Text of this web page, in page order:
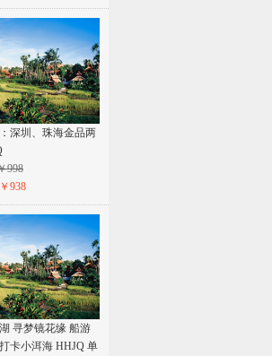
深圳、珠海金品两
998
￥938
寻梦镜花缘 船游
卡小洱海 HHJQ 单